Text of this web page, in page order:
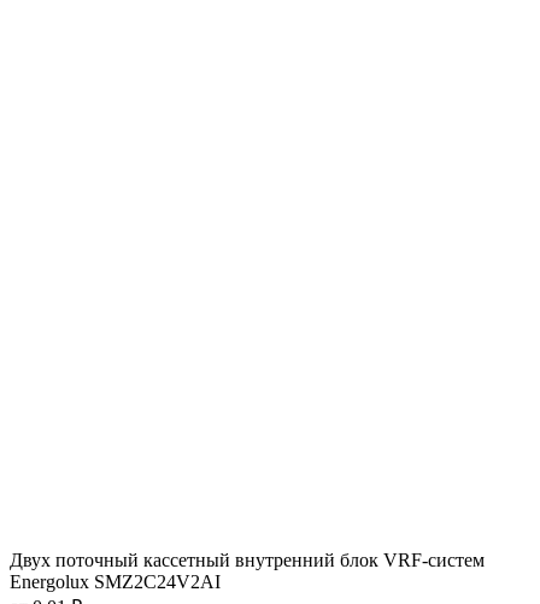
Двух поточный кассетный внутренний блок VRF-систем
Energolux SMZ2C24V2AI